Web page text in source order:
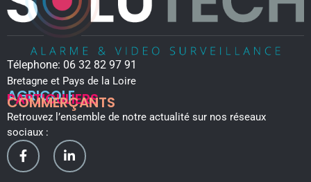
Télephone: 06 32 82 97 91
Bretagne et Pays de la Loire
AGRICOLE
PARTICULIERS
COMMERÇANTS
Retrouvez l’ensemble de notre actualité sur nos réseaux
sociaux :